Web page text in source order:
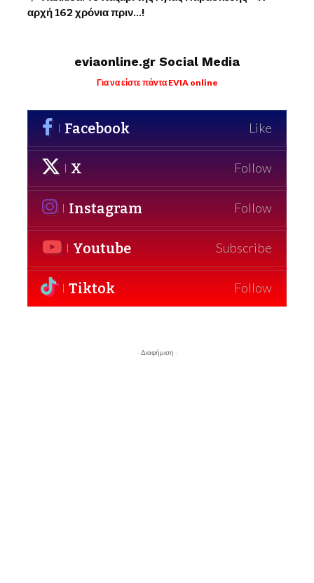
αρχή 162 χρόνια πριν…!
eviaonline.gr Social Media
Για να είστε πάντα EVIA online
Facebook Like
X Follow
Instagram Follow
Youtube Subscribe
Tiktok Follow
- Διαφήμιση -